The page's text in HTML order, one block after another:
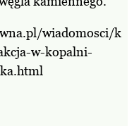
wiadomosci/k
w-kopalni-